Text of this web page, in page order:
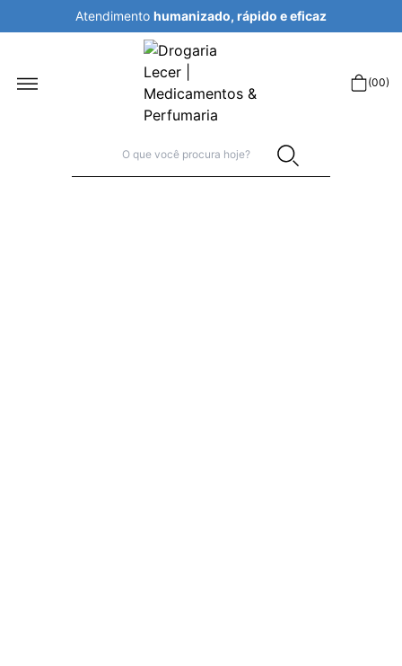
Atendimento humanizado, rápido e eficaz
(00)